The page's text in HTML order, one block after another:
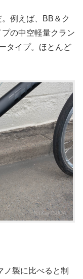
例えば、BB＆ク
の中空軽量クラン
タイプ。ほとんど
ノ製に比べると制